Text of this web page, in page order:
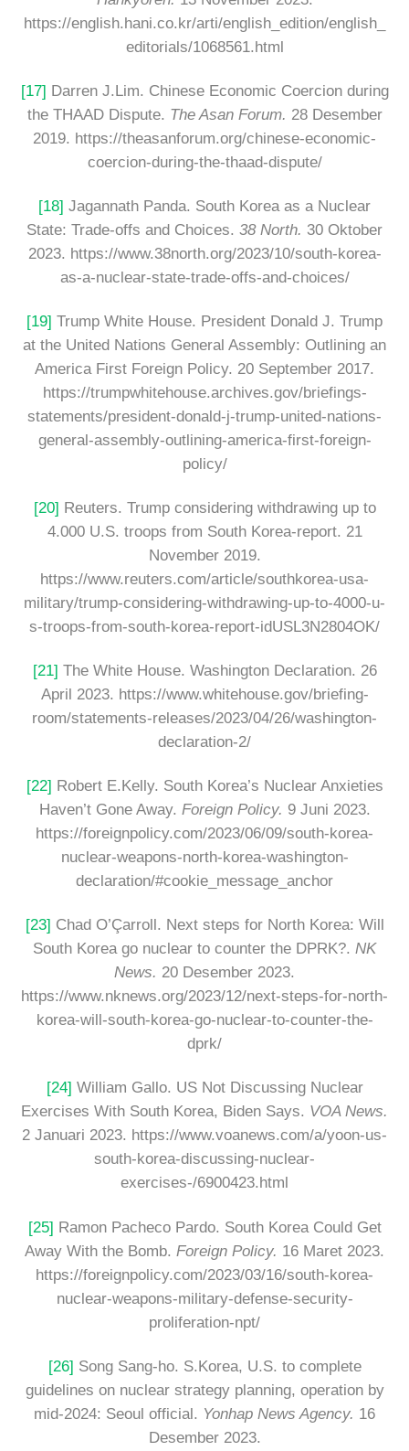
https://english.hani.co.kr/arti/english_edition/english_
editorials/1068561.html
[17] Darren J.Lim. Chinese Economic Coercion during
the THAAD Dispute. The Asan Forum. 28 Desember
2019. https://theasanforum.org/chinese-economic-
coercion-during-the-thaad-dispute/
[18] Jagannath Panda. South Korea as a Nuclear
State: Trade-offs and Choices. 38 North. 30 Oktober
2023. https://www.38north.org/2023/10/south-korea-
as-a-nuclear-state-trade-offs-and-choices/
[19] Trump White House. President Donald J. Trump
at the United Nations General Assembly: Outlining an
America First Foreign Policy. 20 September 2017.
https://trumpwhitehouse.archives.gov/briefings-
statements/president-donald-j-trump-united-nations-
general-assembly-outlining-america-first-foreign-
policy/
[20] Reuters. Trump considering withdrawing up to
4.000 U.S. troops from South Korea-report. 21
November 2019.
https://www.reuters.com/article/southkorea-usa-
military/trump-considering-withdrawing-up-to-4000-u-
s-troops-from-south-korea-report-idUSL3N2804OK/
[21] The White House. Washington Declaration. 26
April 2023. https://www.whitehouse.gov/briefing-
room/statements-releases/2023/04/26/washington-
declaration-2/
[22] Robert E.Kelly. South Korea’s Nuclear Anxieties
Haven’t Gone Away. Foreign Policy. 9 Juni 2023.
https://foreignpolicy.com/2023/06/09/south-korea-
nuclear-weapons-north-korea-washington-
declaration/#cookie_message_anchor
[23] Chad O’Çarroll. Next steps for North Korea: Will
South Korea go nuclear to counter the DPRK?. NK
News. 20 Desember 2023.
https://www.nknews.org/2023/12/next-steps-for-north-
korea-will-south-korea-go-nuclear-to-counter-the-
dprk/
[24] William Gallo. US Not Discussing Nuclear
Exercises With South Korea, Biden Says. VOA News.
2 Januari 2023. https://www.voanews.com/a/yoon-us-
south-korea-discussing-nuclear-
exercises-/6900423.html
[25] Ramon Pacheco Pardo. South Korea Could Get
Away With the Bomb. Foreign Policy. 16 Maret 2023.
https://foreignpolicy.com/2023/03/16/south-korea-
nuclear-weapons-military-defense-security-
proliferation-npt/
[26] Song Sang-ho. S.Korea, U.S. to complete
guidelines on nuclear strategy planning, operation by
mid-2024: Seoul official. Yonhap News Agency. 16
Desember 2023.